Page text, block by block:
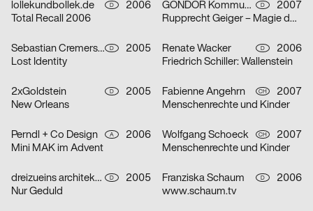
lollekundbollek.de D
2006
Total Recall 2006
GONDOR Kommunikationsdesign D
2007
Rupprecht Geiger – Magie der Farbe
Sebastian Cremers, Daniel Schludi D
2005
Lost Identity
Renate Wacker D
2006
Friedrich Schiller: Wallenstein
2xGoldstein D
2005
New Orleans
Fabienne Angehrn CH
2007
Menschenrechte und Kinder
Perndl + Co Design A
2006
Mini MAK im Advent
Wolfgang Schoeck CH
2007
Menschenrechte und Kinder
dreizueins architekturdesigngrafik für Group.IE D
2005
Nur Geduld
Franziska Schaum D
2006
www.schaum.tv